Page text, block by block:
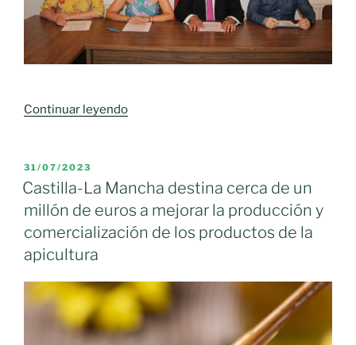
Continuar leyendo«Un
Volcán
Cerro
Gordo
dentro
Proyecto
Geoparque
“Volcanes
de
PUBLICADO
EL
31/07/2023
Castilla-La Mancha destina cerca de un
millón de euros a mejorar la producción y
comercialización de los productos de la
apicultura